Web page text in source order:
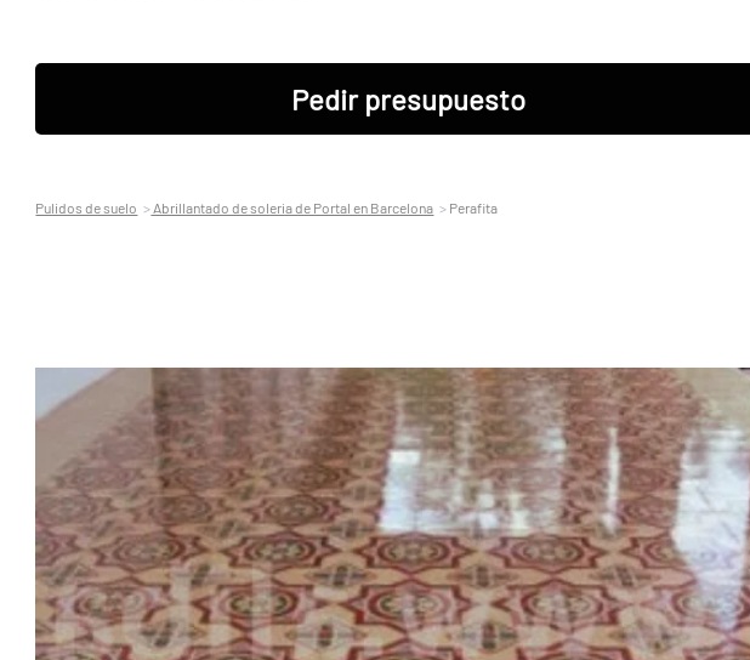
Pedir presupuesto
Pulidos de suelo Abrillantado de soleria de Portal en Barcelona Perafita